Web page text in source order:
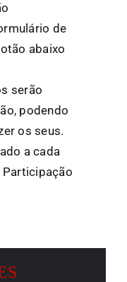
de
abaixo
serão
podendo
os seus.
a cada